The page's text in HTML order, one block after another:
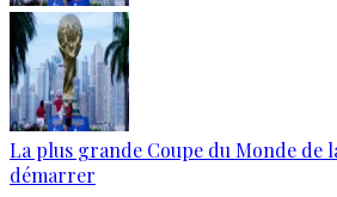
La plus grande Coupe du Monde de
démarrer